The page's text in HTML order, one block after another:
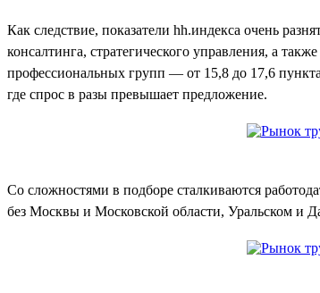
Как следствие, показатели hh.индекса очень
консалтинга, стратегического управления, а
профессиональных групп — от 15,8 до 17,6
где спрос в разы превышает предложение.
Со сложностями в подборе сталкиваются
без Москвы и Московской области, Уральском и